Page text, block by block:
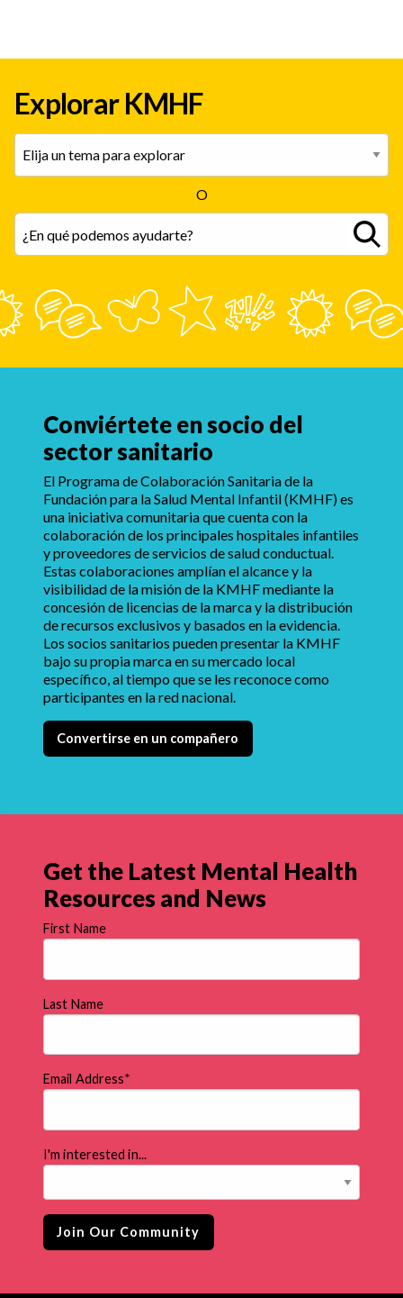
Explorar KMHF
O
Conviértete en socio del
sector sanitario
El Programa de Colaboración Sanitaria de la
Fundación para la Salud Mental Infantil (KMHF) es
una iniciativa comunitaria que cuenta con la
colaboración de los principales hospitales infantiles
y proveedores de servicios de salud conductual.
Estas colaboraciones amplían el alcance y la
visibilidad de la misión de la KMHF mediante la
concesión de licencias de la marca y la distribución
de recursos exclusivos y basados en la evidencia.
Los socios sanitarios pueden presentar la KMHF
bajo su propia marca en su mercado local
específico, al tiempo que se les reconoce como
participantes en la red nacional.
Convertirse en un compañero
Get the Latest Mental Health
Resources and News
First Name
Last Name
Email Address*
I'm interested in...